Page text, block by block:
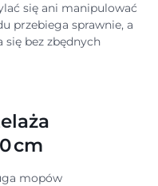
się ani manipulować
przebiega sprawnie, a
bez zbędnych
cm
mopów